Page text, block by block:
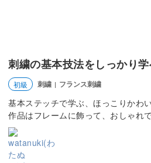
刺繍の基本技法をしっかり
初級 刺繍 | フランス刺繍
基本ステッチで学ぶ、ほっこりかわ
作品はフレームに飾って、おしゃれ